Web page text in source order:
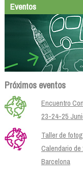
Eventos
Próximos eventos
Encuentro
23-24-25
Taller de
Calendario
Barcelona